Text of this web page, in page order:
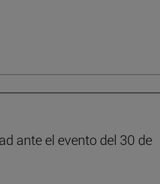
ante el evento del 30 de